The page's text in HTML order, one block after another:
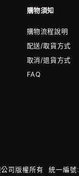
購物須知
購物流程說明
配送/取貨方式
取消/退貨方式
FAQ
司版權所有
統一編號